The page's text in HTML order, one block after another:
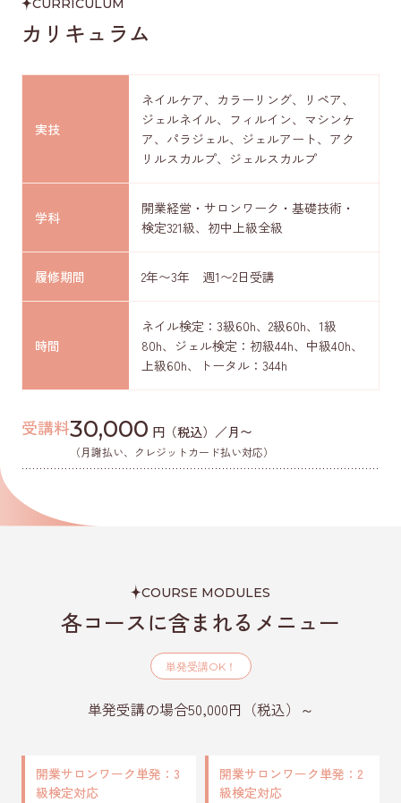
CURRICULUM
カリキュラム
実技
ネイルケア、カラーリング、リペア、
ジェルネイル、フィルイン、マシンケ
ア、パラジェル、ジェルアート、アク
リルスカルプ、ジェルスカルプ
学科
開業経営・サロンワーク・基礎技術・
検定321級、初中上級全級
履修期間 2年〜3年 週1〜2日受講
時間
ネイル検定：3級60h、2級60h、1級
80h、ジェル検定：初級44h、中級40h、
上級60h、トータル：344h
受講料30,000 円（税込）／月〜
（月謝払い、クレジットカード払い対応）
COURSE MODULES
各コースに含まれるメニュー
単発受講OK！
単発受講の場合50,000円（税込）～
開業サロンワーク単発：3
級検定対応
開業サロンワーク単発：2
級検定対応